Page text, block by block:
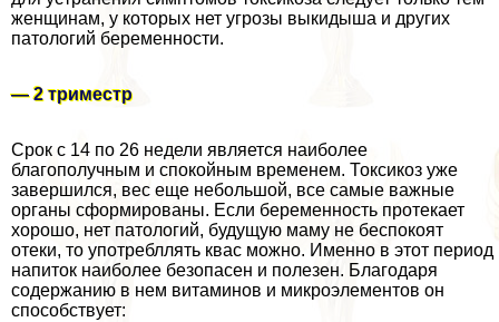
женщинам, у которых нет угрозы выкидыша и других
патологий беременности.
— 2 триместр
Срок с 14 по 26 недели является наиболее
благополучным и спокойным временем. Токсикоз уже
завершился, вес еще небольшой, все самые важные
органы сформированы. Если беременность протекает
хорошо, нет патологий, будущую маму не беспокоят
отеки, то употрeбллять квас можно. Именно в этот период
напиток наиболее безопасен и полезен. Благодаря
содержанию в нем витаминов и микроэлементов он
способствует: